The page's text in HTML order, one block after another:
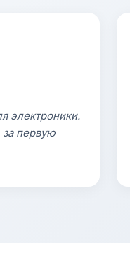
электроники.
первую